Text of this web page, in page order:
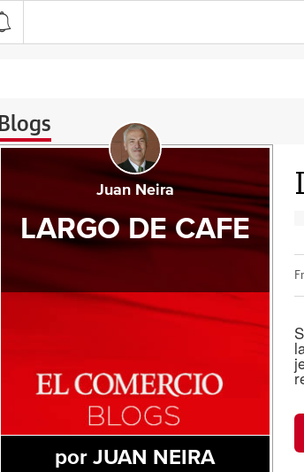
Blogs
Juan Neira
LARGO DE CAFE
por JUAN NEIRA